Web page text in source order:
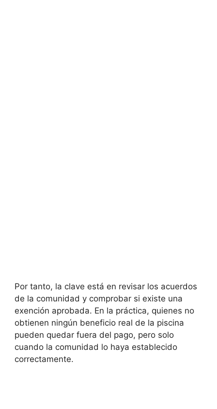
Por tanto, la clave está en revisar los acuerdos
de la comunidad y comprobar si existe una
exención aprobada. En la práctica, quienes no
obtienen ningún beneficio real de la piscina
pueden quedar fuera del pago, pero solo
cuando la comunidad lo haya establecido
correctamente.